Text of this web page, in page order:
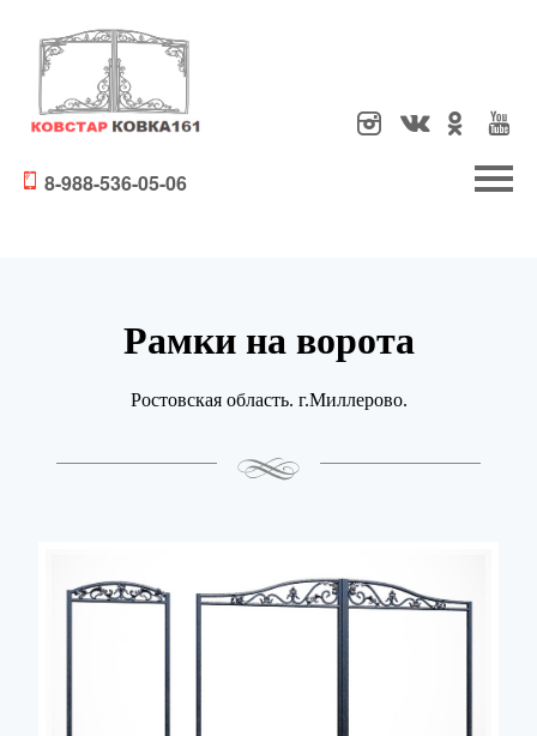
8-988-536-05-06
Рамки на ворота
Ростовская область. г.Миллерово.